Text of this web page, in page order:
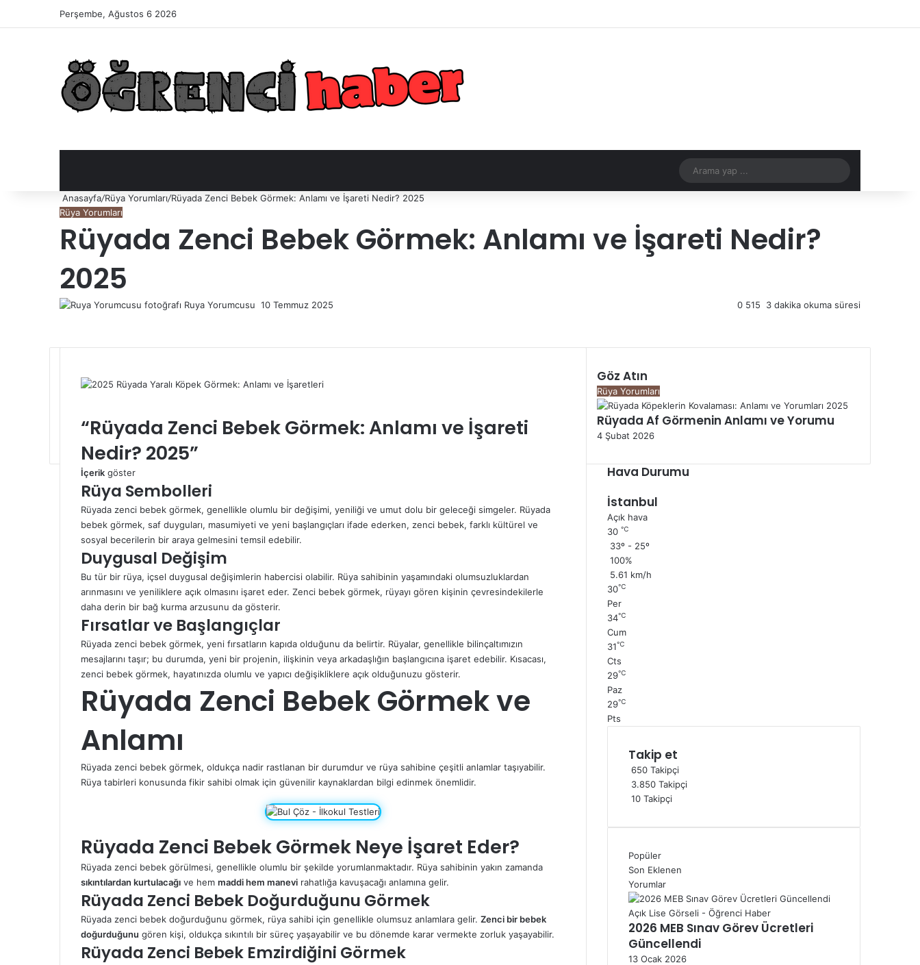
Perşembe, Ağustos 6 2026
Rastgele Makale
yap
Anasayfa/Rüya Yorumları/Rüyada Zenci Bebek Görmek: Anlamı ve İşareti Nedir? 2025
Rüya Yorumları
Rüyada Zenci Bebek Görmek: Anlamı ve İşareti Nedir?
2025
Ruya Yorumcusu Bir
göndermek
10 Temmuz 2025 0 515 3 dakika okuma süresi
a
e
o
o
k
n
d
I
n
i
n
r
e
s
t
h
a
t
A
p
p
e
e
r
a
m
“Rüyada Zenci Bebek Görmek: Anlamı ve İşareti
Nedir? 2025”
İçerik göster
Rüya Sembolleri
Rüyada zenci bebek görmek, genellikle olumlu bir değişimi, yeniliği ve umut dolu bir geleceği simgeler. Rüyada
bebek görmek, saf duyguları, masumiyeti ve yeni başlangıçları ifade ederken, zenci bebek, farklı kültürel ve
sosyal becerilerin bir araya gelmesini temsil edebilir.
Duygusal Değişim
Bu tür bir rüya, içsel duygusal değişimlerin habercisi olabilir. Rüya sahibinin yaşamındaki olumsuzluklardan
arınmasını ve yeniliklere açık olmasını işaret eder. Zenci bebek görmek, rüyayı gören kişinin çevresindekilerle
daha derin bir bağ kurma arzusunu da gösterir.
Fırsatlar ve Başlangıçlar
Rüyada zenci bebek görmek, yeni fırsatların kapıda olduğunu da belirtir. Rüyalar, genellikle bilinçaltımızın
mesajlarını taşır; bu durumda, yeni bir projenin, ilişkinin veya arkadaşlığın başlangıcına işaret edebilir. Kısacası,
zenci bebek görmek, hayatınızda olumlu ve yapıcı değişikliklere açık olduğunuzu gösterir.
Rüyada Zenci Bebek Görmek ve
Anlamı
Rüyada zenci bebek görmek, oldukça nadir rastlanan bir durumdur ve rüya sahibine çeşitli anlamlar taşıyabilir.
Rüya tabirleri konusunda fikir sahibi olmak için güvenilir kaynaklardan bilgi edinmek önemlidir.
Rüyada Zenci Bebek Görmek Neye İşaret Eder?
Rüyada zenci bebek görülmesi, genellikle olumlu bir şekilde yorumlanmaktadır. Rüya sahibinin yakın zamanda
sıkıntılardan kurtulacağı ve hem maddi hem manevi rahatlığa kavuşacağı anlamına gelir.
Rüyada Zenci Bebek Doğurduğunu Görmek
Rüyada zenci bebek doğurduğunu görmek, rüya sahibi için genellikle olumsuz anlamlara gelir. Zenci bir bebek
doğurduğunu gören kişi, oldukça sıkıntılı bir süreç yaşayabilir ve bu dönemde karar vermekte zorluk yaşayabilir.
Rüyada Zenci Bebek Emzirdiğini Görmek
Göz Atın
K
a
p
a
ı
Rüya Yorumları
Rüyada Af Görmenin Anlamı ve Yorumu
4 Şubat 2026
Hava Durumu
İstanbul
Açık hava
30 ℃
33º - 25º
100%
5.61 km/h
30℃
Per
34℃
Cum
31℃
Cts
29℃
Paz
29℃
Pts
Takip et
650 Takipçi
3.850 Takipçi
10 Takipçi
Popüler
Son Eklenen
Yorumlar
2026 MEB Sınav Görev Ücretleri
Güncellendi
13 Ocak 2026